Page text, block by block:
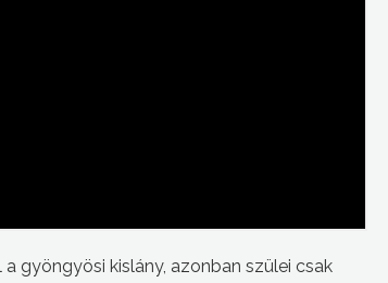
gyöngyösi kislány, azonban szülei csak